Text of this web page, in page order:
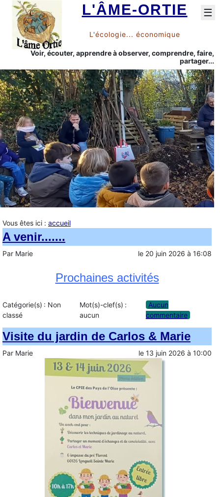
L'ÂME-ORTIE
L'écologie... économique
Voir, écouter, apprendre à observer, comprendre, faire,
partager...
☰
Vous êtes ici : accueil
A venir.......
Par Marie le 20 juin 2026 à 16:08
Prochaines activités
Catégorie(s) : Non
classé
Mot(s)-clef(s) :
aucun
Aucun
commentaire
Visite du jardin de Carlos & Marie
Par Marie le 13 juin 2026 à 10:00